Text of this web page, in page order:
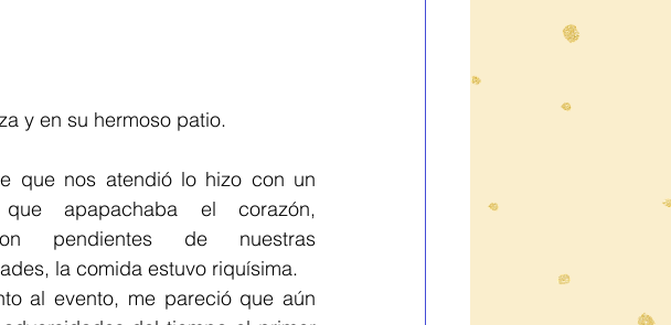
y en su hermoso patio.
que nos atendió lo hizo con un
apapachaba el corazón,
pendientes de nuestras
la comida estuvo riquísima.
al evento, me pareció que aún